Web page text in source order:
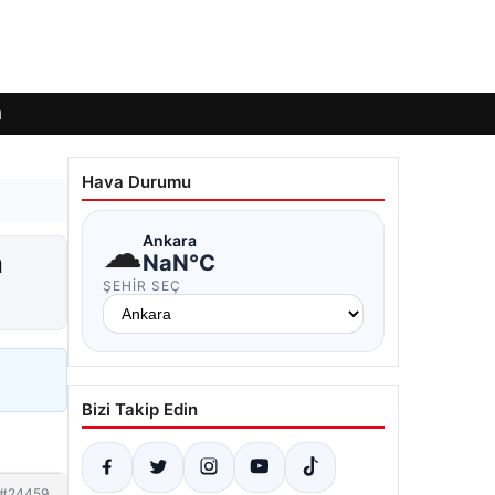
Hava Durumu
☁Ankara
NaN°C
ŞEHIR SEÇ
Bizi Takip Edin